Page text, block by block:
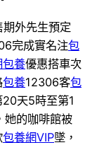
外先生預定
完成實名注包
包養優惠搭車次
包養12306客包
天5時至第1
她的咖啡館被
包養網VIP墜，